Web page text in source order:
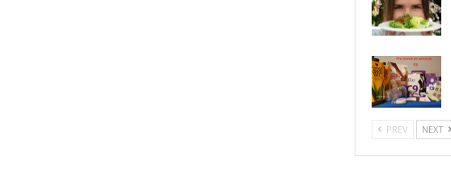
PREV NEXT